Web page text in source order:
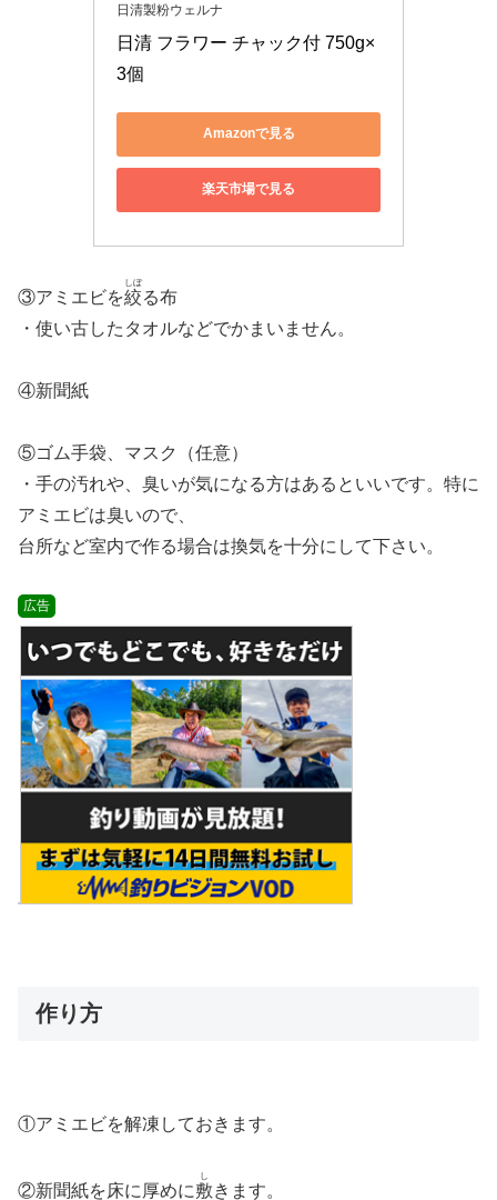
日清製粉ウェルナ
日清 フラワー チャック付 750g×
3個
Amazonで見る
楽天市場で見る
③アミエビを絞
しぼ
る布
・使い古したタオルなどでかまいません。
④新聞紙
⑤ゴム手袋、マスク（任意）
・手の汚れや、臭いが気になる方はあるといいです。特に
アミエビは臭いので、
台所など室内で作る場合は換気を十分にして下さい。
広告
作り方
①アミエビを解凍しておきます。
②新聞紙を床に厚めに敷
し
きます。